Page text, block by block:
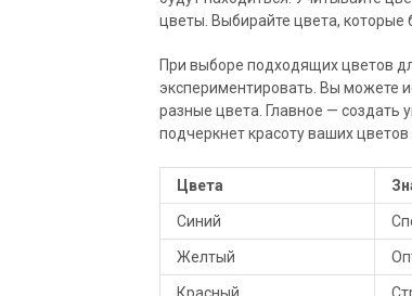
цветы. Выбирайте цвета, которые
При выборе подходящих цветов
экспериментировать. Вы можете
разные цвета. Главное — создать
подчеркнет красоту ваших
Цвета
Синий
Желтый